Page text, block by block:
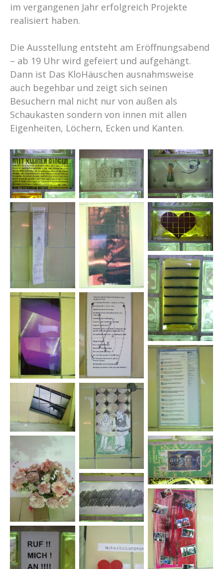
im vergangenen Jahr erfolgreich Projekte
realisiert haben.
Die Ausstellung entsteht am Eröffnungsabend
– ab 19 Uhr wird gefeiert und aufgehängt.
Dann ist Das KloHäuschen ausnahmsweise
auch begehbar und zeigt sich seinen
Besuchern mal nicht nur von außen als
Schaukasten sondern von innen mit allen
Eigenheiten, Löchern, Ecken und Kanten.
Hajo Bahner
Dagmar
Behringer
Michael
Bischoff
camillo
John
Figueroa
Friederike &
Uwe
Friederike &
Uwe
Klaus von
Gaffron
Judith
Goldschmid
Patrick
Gruban
Gent Halili
Susanne
Hanus
Johnny
Highway
Rbert
Hofmann
Lotte
Holmskov
Anja-Susann
Huber
Wolfgang Z. Maxim